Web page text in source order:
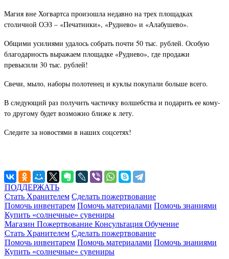
Магия вне Хогвартса произошла недавно на трех площадках
столичной ОЭЗ – «Печатники», «Руднево» и «Алабушево».
Общими усилиями удалось собрать почти 50 тыс. рублей. Особую
благодарность выражаем площадке «Руднево», где продажи
превысили 30 тыс. рублей!
Свечи, мыло, наборы полотенец и куклы покупали больше всего.
В следующий раз получить частичку волшебства и подарить ее кому-
то другому будет возможно ближе к лету.
Следите за новостями в наших соцсетях!
ПОДДЕРЖАТЬ
Стать Хранителем Сделать пожертвование
Помочь инвентарем Помочь материалами Помочь знаниями
Купить «солнечные» сувениры
Магазин Пожертвование Консультация Обучение
Стать Хранителем Сделать пожертвование
Помочь инвентарем Помочь материалами Помочь знаниями
Купить «солнечные» сувениры